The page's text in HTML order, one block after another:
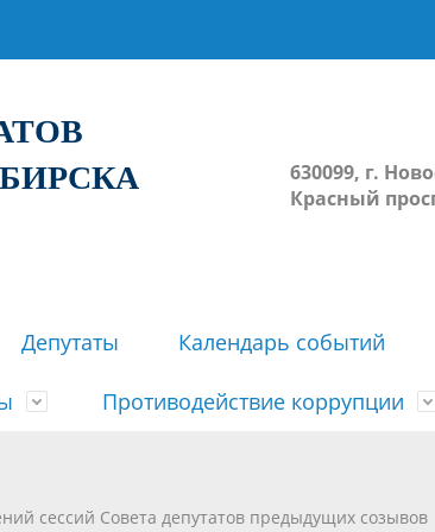
630099, г.
Красный
Депутаты Календарь событий
решений сессий Совета
недействующими
Противодействие коррупции
сессий Совета депутатов предыдущих созывов